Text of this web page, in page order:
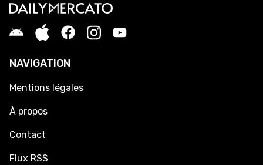
NAVIGATION
Mentions légales
À propos
Contact
Flux RSS